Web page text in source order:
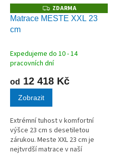
Z
D
A
ZDARMA
Matrace MESTE XXL 23
cm
Expedujeme do 10 - 14
pracovních dní
od 12 418 Kč
Zobrazit
Extrémní tuhost v komfortní
výšce 23 cm s desetiletou
zárukou. Meste XXL 23 cm je
nejtvrdší matrace v naší